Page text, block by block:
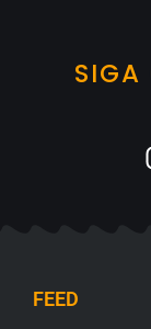
SIGA
FEED